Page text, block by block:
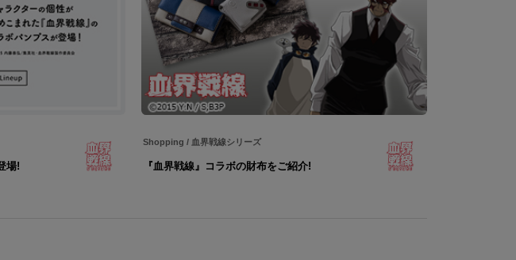
場!
Shopping / 血界戦線シリーズ
『血界戦線』コラボの財布をご紹介!